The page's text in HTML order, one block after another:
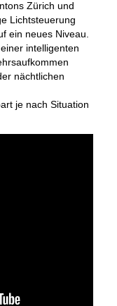
Zürich und
Lichtsteuerung
ein neues Niveau.
intelligenten
nächtlichen
je nach Situation